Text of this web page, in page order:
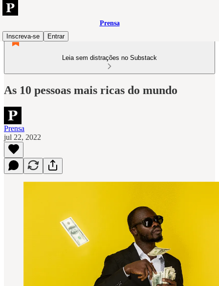
Prensa
Inscreva-se
Entrar
Leia sem distrações no Substack
As 10 pessoas mais ricas do mundo
Prensa
jul 22, 2022